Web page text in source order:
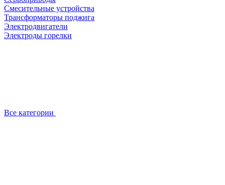
Смесительные устройства
Трансформаторы поджига
Электродвигатели
Электроды горелки
Все категории